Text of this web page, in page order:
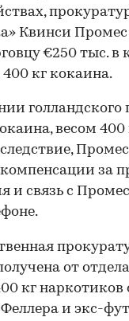
Квинси Промес
€250 тыс.
кг кокаина.
голландского
весом 400
компенсации за
и связь с
от
кг наркотиков
Феллера и экс-